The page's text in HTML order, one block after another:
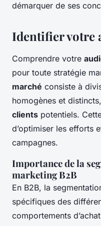
démarquer de ses
Identifier votre
Comprendre votre
pour toute stratégie
marché consiste à
homogènes et
clients potentiels.
d’optimiser les efforts
campagnes.
Importance de la
marketing B2B
En B2B, la
spécifiques des
comportements